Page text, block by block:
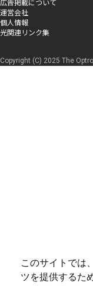
このサイトでは
ツを提供するた
運営会社
個人情報
光関連リンク集
Copyright (C) 2025 The